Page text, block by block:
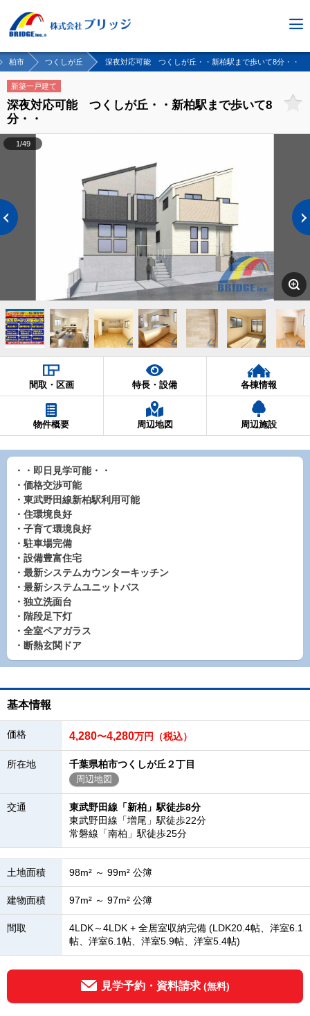
柏市 つくしが丘 深夜対応可能 つくしが丘・・新柏駅まで歩いて8分・・
新築一戸建て
深夜対応可能 つくしが丘・・新柏駅まで歩いて8
分・・
1/49
間取・区画 特長・設備 各棟情報
物件概要 周辺地図 周辺施設
・・即日見学可能・・
・価格交渉可能
・東武野田線新柏駅利用可能
・住環境良好
・子育て環境良好
・駐車場完備
・設備豊富住宅
・最新システムカウンターキッチン
・最新システムユニットバス
・独立洗面台
・階段足下灯
・全室ペアガラス
・断熱玄関ドア
基本情報
価格 4,280〜4,280万円（税込）
所在地 千葉県柏市つくしが丘２丁目
周辺地図
交通
東武野田線「新柏」駅徒歩8分
東武野田線「増尾」駅徒歩22分
常磐線「南柏」駅徒歩25分
土地面積 98m² ～ 99m² 公簿
建物面積 97m² ～ 97m² 公簿
間取
4LDK～4LDK + 全居室収納完備 (LDK20.4帖、洋室6.1
帖、洋室6.1帖、洋室5.9帖、洋室5.4帖)
見学予約・資料請求 (無料)